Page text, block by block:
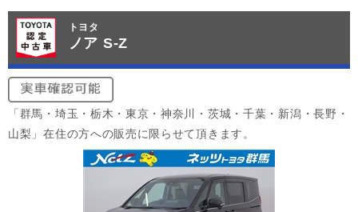
トヨタ
ノア S-Z
「群馬・埼玉・栃木・東京・神奈川・茨城・千葉・新潟・長野・
山梨」在住の方への販売に限らせて頂きます。